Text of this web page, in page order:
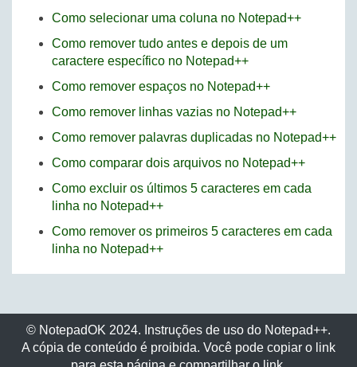
Como selecionar uma coluna no Notepad++
Como remover tudo antes e depois de um
caractere específico no Notepad++
Como remover espaços no Notepad++
Como remover linhas vazias no Notepad++
Como remover palavras duplicadas no Notepad++
Como comparar dois arquivos no Notepad++
Como excluir os últimos 5 caracteres em cada
linha no Notepad++
Como remover os primeiros 5 caracteres em cada
linha no Notepad++
© NotepadOK 2024. Instruções de uso do Notepad++.
A cópia de conteúdo é proibida. Você pode copiar o link